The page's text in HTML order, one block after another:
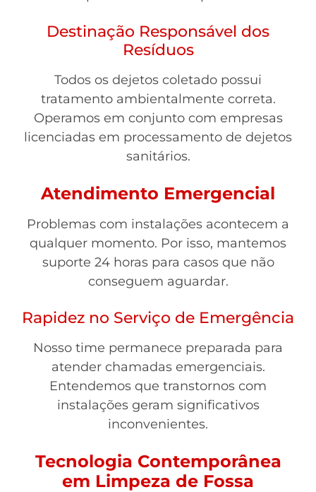
Destinação Responsável dos
Resíduos
Todos os dejetos coletado possui
tratamento ambientalmente correta.
Operamos em conjunto com empresas
licenciadas em processamento de dejetos
sanitários.
Atendimento Emergencial
Problemas com instalações acontecem a
qualquer momento. Por isso, mantemos
suporte 24 horas para casos que não
conseguem aguardar.
Rapidez no Serviço de Emergência
Nosso time permanece preparada para
atender chamadas emergenciais.
Entendemos que transtornos com
instalações geram significativos
inconvenientes.
Tecnologia Contemporânea
em Limpeza de Fossa